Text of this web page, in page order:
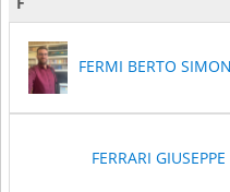
FERMI BERTO
FERRARI GIUSEPPE